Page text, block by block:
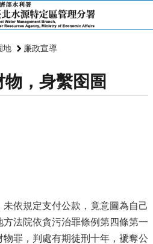
地
廉政宣導
，身繫囹圄
依規定支付公款，竟意圖為自己
法院依貪污治罪條例第四條第一
罪，判處有期徒刑十年，褫奪公